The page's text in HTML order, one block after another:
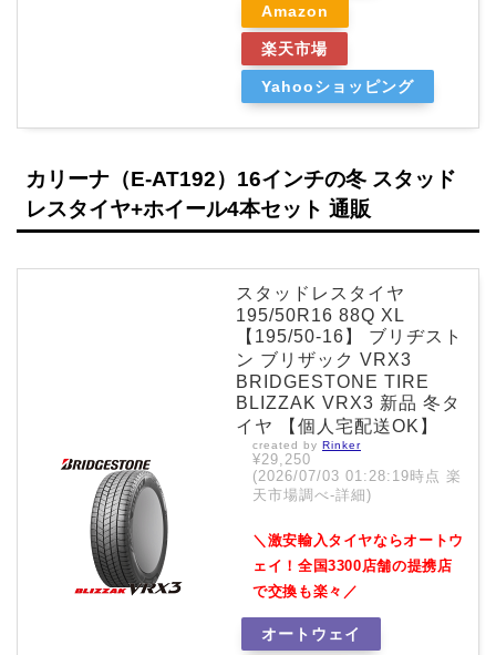
Amazon
楽天市場
Yahooショッピング
カリーナ（E-AT192）16インチの冬 スタッド
レスタイヤ+ホイール4本セット 通販
スタッドレスタイヤ
195/50R16 88Q XL
【195/50-16】 ブリヂスト
ン ブリザック VRX3
BRIDGESTONE TIRE
BLIZZAK VRX3 新品 冬タ
イヤ 【個人宅配送OK】
created by Rinker
¥29,250
(2026/07/03 01:28:19時点 楽
天市場調べ-詳細)
＼激安輸入タイヤならオートウ
ェイ！全国3300店舗の提携店
で交換も楽々／
オートウェイ